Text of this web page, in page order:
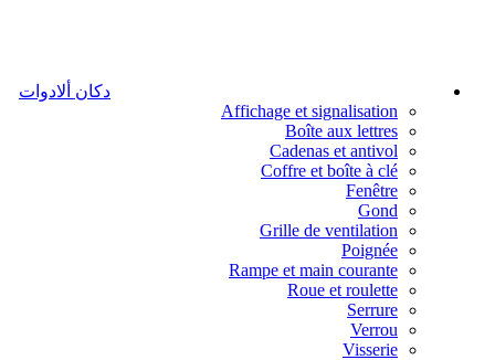
دكان ألادوات
Affichage et signalisation
Boîte aux lettres
Cadenas et antivol
Coffre et boîte à clé
Fenêtre
Gond
Grille de ventilation
Poignée
Rampe et main courante
Roue et roulette
Serrure
Verrou
Visserie